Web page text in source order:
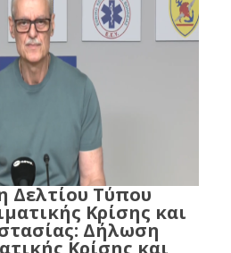
Δελτίου Τύπου
Κρίσης και
Δήλωση